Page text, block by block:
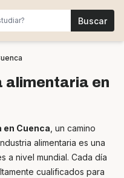
alimentaria en
Cuenca , un camino
alimentaria es una
a nivel mundial. Cada día
cualificados para